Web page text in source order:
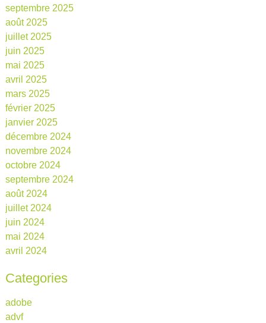
septembre 2025
août 2025
juillet 2025
juin 2025
mai 2025
avril 2025
mars 2025
février 2025
janvier 2025
décembre 2024
novembre 2024
octobre 2024
septembre 2024
août 2024
juillet 2024
juin 2024
mai 2024
avril 2024
Categories
adobe
advf